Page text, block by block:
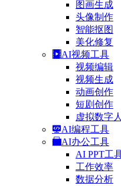
图画生成
头像制作
智能抠图
美化修复
AI视频工具
视频编辑
视频生成
动画创作
短剧创作
虚拟数字人
AI编程工具
AI办公工具
AI PPT工
工作效率
数据分析